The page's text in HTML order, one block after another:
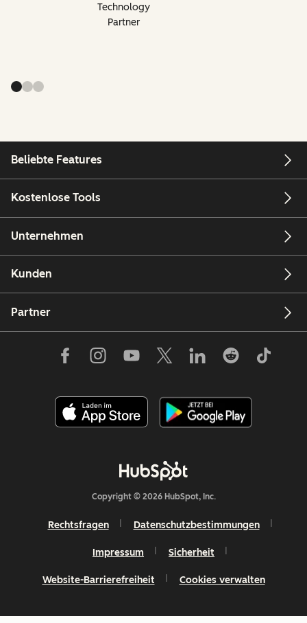
Technology
Partner
Beliebte Features
Kostenlose Tools
Unternehmen
Kunden
Partner
Copyright © 2026 HubSpot, Inc.
Rechtsfragen Datenschutzbestimmungen
Impressum Sicherheit
Website-Barrierefreiheit Cookies verwalten